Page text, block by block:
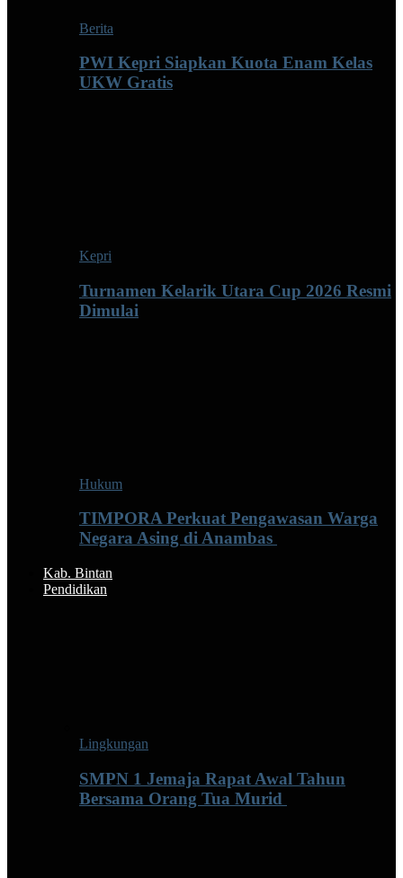
Berita
PWI Kepri Siapkan Kuota Enam Kelas
UKW Gratis
Kepri
Turnamen Kelarik Utara Cup 2026 Resmi
Dimulai
Hukum
TIMPORA Perkuat Pengawasan Warga
Negara Asing di Anambas ‎
Kab. Bintan
Pendidikan
Lingkungan
SMPN 1 Jemaja Rapat Awal Tahun
Bersama Orang Tua Murid ‎